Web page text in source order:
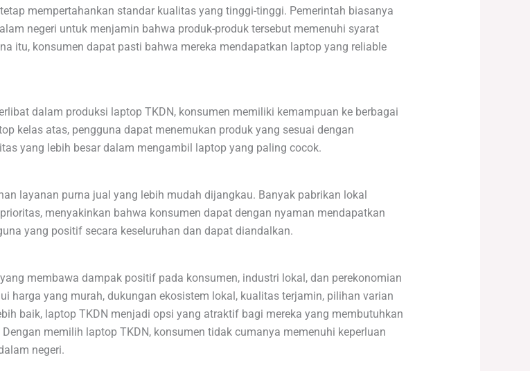
mempertahankan standar kualitas yang tinggi-tinggi. Pemerintah biasanya
negeri untuk menjamin bahwa produk-produk tersebut memenuhi syarat
itu, konsumen dapat pasti bahwa mereka mendapatkan laptop yang reliable
dalam produksi laptop TKDN, konsumen memiliki kemampuan ke berbagai
kelas atas, pengguna dapat menemukan produk yang sesuai dengan
yang lebih besar dalam mengambil laptop yang paling cocok.
layanan purna jual yang lebih mudah dijangkau. Banyak pabrikan lokal
menyakinkan bahwa konsumen dapat dengan nyaman mendapatkan
yang positif secara keseluruhan dan dapat diandalkan.
membawa dampak positif pada konsumen, industri lokal, dan perekonomian
harga yang murah, dukungan ekosistem lokal, kualitas terjamin, pilihan varian
baik, laptop TKDN menjadi opsi yang atraktif bagi mereka yang membutuhkan
memilih laptop TKDN, konsumen tidak cumanya memenuhi keperluan
negeri.